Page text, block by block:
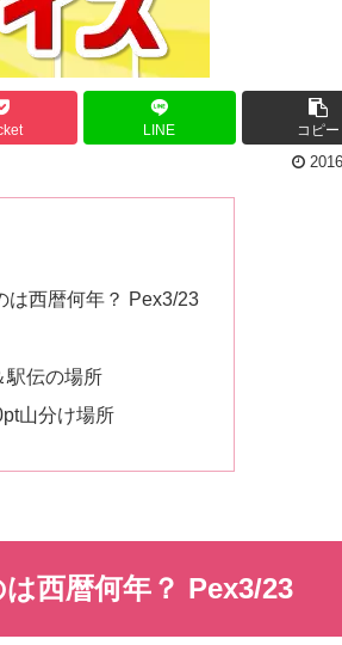
LINE
コピー
は西暦何年？ Pex3/23
駅伝の場所
山分け場所
西暦何年？ Pex3/23